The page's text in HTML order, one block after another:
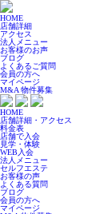
HOME
店舗詳細
アクセス
法人メニュー
お客様のお声
ブログ
よくあるご質問
会員の方へ
マイページ
M&A 物件募集
HOME
店舗詳細・アクセス
料金表
店舗で入会
見学・体験
WEB入会
法人メニュー
セルフエステ
お客様の声
よくある質問
ブログ
会員の方へ
マイページ